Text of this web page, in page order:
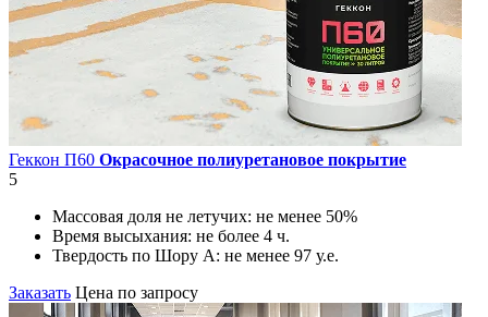
Геккон П60 Окрасочное полиуретановое покрытие
5
Массовая доля не летучих: не менее 50%
Время высыхания: не более 4 ч.
Твердость по Шору А: не менее 97 у.е.
Заказать Цена по запросу